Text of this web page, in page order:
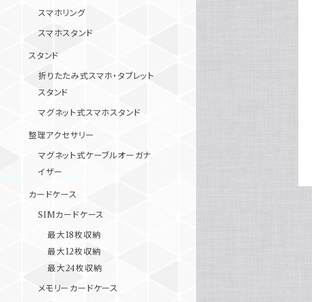
スマホリング
スマホスタンド
スタンド
折りたたみ式スマホ・タブレット
スタンド
マグネット式スマホスタンド
整理アクセサリー
マグネット式ケーブルオーガナ
イザー
カードケース
SIMカードケース
最大18枚収納
最大12枚収納
最大24枚収納
メモリーカードケース